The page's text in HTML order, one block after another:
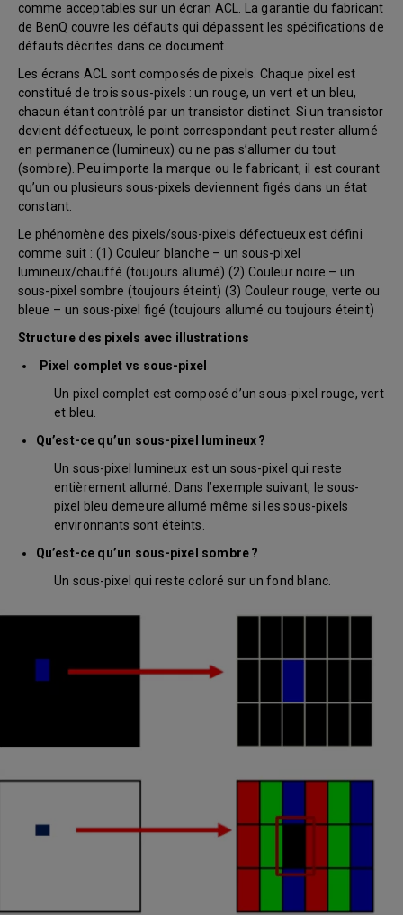
comme acceptables sur un écran ACL. La garantie du fabricant
de BenQ couvre les défauts qui dépassent les spécifications de
défauts décrites dans ce document.
Les écrans ACL sont composés de pixels. Chaque pixel est
constitué de trois sous-pixels : un rouge, un vert et un bleu,
chacun étant contrôlé par un transistor distinct. Si un transistor
devient défectueux, le point correspondant peut rester allumé
en permanence (lumineux) ou ne pas s’allumer du tout
(sombre). Peu importe la marque ou le fabricant, il est courant
qu’un ou plusieurs sous-pixels deviennent figés dans un état
constant.
Le phénomène des pixels/sous-pixels défectueux est défini
comme suit : (1) Couleur blanche – un sous-pixel
lumineux/chauffé (toujours allumé) (2) Couleur noire – un
sous-pixel sombre (toujours éteint) (3) Couleur rouge, verte ou
bleue – un sous-pixel figé (toujours allumé ou toujours éteint)
Structure des pixels avec illustrations
Pixel complet vs sous-pixel
Un pixel complet est composé d’un sous-pixel rouge, vert
et bleu.
Qu’est-ce qu’un sous-pixel lumineux ?
Un sous-pixel lumineux est un sous-pixel qui reste
entièrement allumé. Dans l’exemple suivant, le sous-
pixel bleu demeure allumé même si les sous-pixels
environnants sont éteints.
Qu’est-ce qu’un sous-pixel sombre ?
Un sous-pixel qui reste coloré sur un fond blanc.